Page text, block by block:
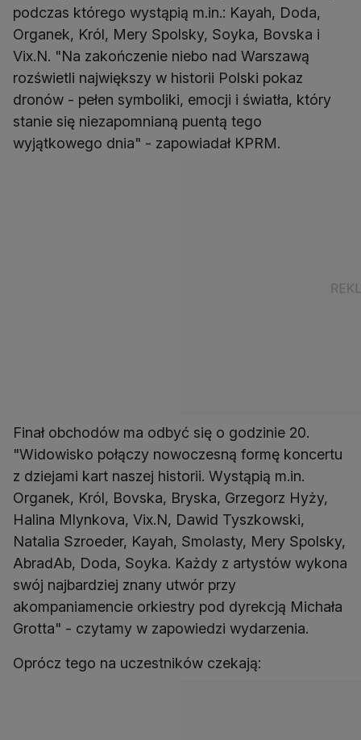
podczas którego wystąpią m.in.: Kayah, Doda,
Organek, Król, Mery Spolsky, Soyka, Bovska i
Vix.N. "Na zakończenie niebo nad Warszawą
rozświetli największy w historii Polski pokaz
dronów - pełen symboliki, emocji i światła, który
stanie się niezapomnianą puentą tego
wyjątkowego dnia" - zapowiadał KPRM.
Finał obchodów ma odbyć się o godzinie 20.
"Widowisko połączy nowoczesną formę koncertu
z dziejami kart naszej historii. Wystąpią m.in.
Organek, Król, Bovska, Bryska, Grzegorz Hyży,
Halina Mlynkova, Vix.N, Dawid Tyszkowski,
Natalia Szroeder, Kayah, Smolasty, Mery Spolsky,
AbradAb, Doda, Soyka. Każdy z artystów wykona
swój najbardziej znany utwór przy
akompaniamencie orkiestry pod dyrekcją Michała
Grotta" - czytamy w zapowiedzi wydarzenia.
Oprócz tego na uczestników czekają: